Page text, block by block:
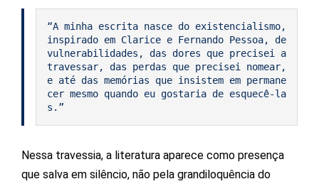
“A minha escrita nasce do existencialismo,
inspirado em Clarice e Fernando Pessoa, de
vulnerabilidades, das dores que precisei a
travessar, das perdas que precisei nomear,
e até das memórias que insistem em permane
cer mesmo quando eu gostaria de esquecê-la
s.”
Nessa travessia, a literatura aparece como presença
que salva em silêncio, não pela grandiloquência do